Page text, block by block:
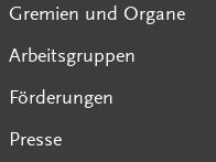
Gremien und Organe
Arbeitsgruppen
Förderungen
Presse